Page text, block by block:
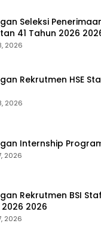
Seleksi
41 Tahun 2026
2026
Rekrutmen HSE
2026
Internship
2026
Rekrutmen BSI
2026
2026